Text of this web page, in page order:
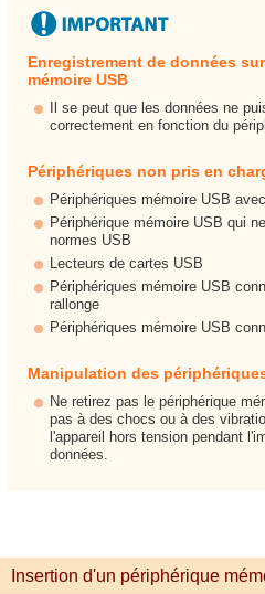
Enregistrement de données
mémoire USB
Il se peut que les données ne
correctement en fonction du
Périphériques non pris en
Périphériques mémoire USB
Périphérique mémoire USB qui
normes USB
Lecteurs de cartes USB
Périphériques mémoire USB
rallonge
Périphériques mémoire USB
Manipulation des
Ne retirez pas le périphérique
pas à des chocs ou à des
l'appareil hors tension pendant
données.
Insertion d'un périphérique